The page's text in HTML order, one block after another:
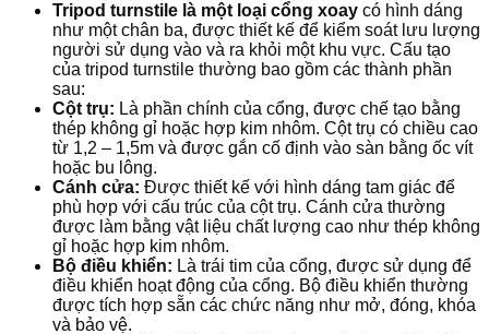
Tripod turnstile là một loại cổng xoay có hình dáng
như một chân ba, được thiết kế để kiểm soát lưu lượng
người sử dụng vào và ra khỏi một khu vực. Cấu tạo
của tripod turnstile thường bao gồm các thành phần
sau:
Cột trụ: Là phần chính của cổng, được chế tạo bằng
thép không gỉ hoặc hợp kim nhôm. Cột trụ có chiều cao
từ 1,2 – 1,5m và được gắn cố định vào sàn bằng ốc vít
hoặc bu lông.
Cánh cửa: Được thiết kế với hình dáng tam giác để
phù hợp với cấu trúc của cột trụ. Cánh cửa thường
được làm bằng vật liệu chất lượng cao như thép không
gỉ hoặc hợp kim nhôm.
Bộ điều khiển: Là trái tim của cổng, được sử dụng để
điều khiển hoạt động của cổng. Bộ điều khiển thường
được tích hợp sẵn các chức năng như mở, đóng, khóa
và bảo vệ.